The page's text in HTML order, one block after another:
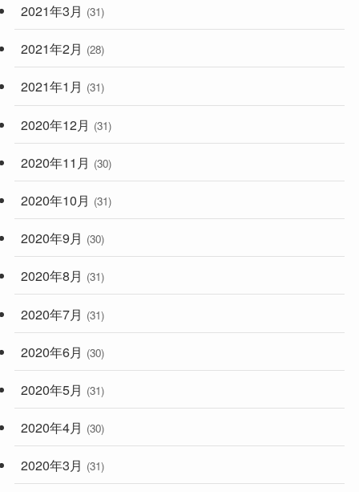
2021年3月 (31)
2021年2月 (28)
2021年1月 (31)
2020年12月 (31)
2020年11月 (30)
2020年10月 (31)
2020年9月 (30)
2020年8月 (31)
2020年7月 (31)
2020年6月 (30)
2020年5月 (31)
2020年4月 (30)
2020年3月 (31)